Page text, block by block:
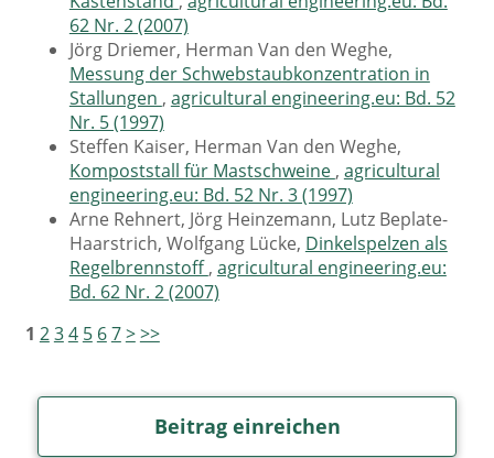
62 Nr. 2 (2007)
Jörg Driemer, Herman Van den Weghe,
Messung der Schwebstaubkonzentration in
Stallungen , agricultural engineering.eu: Bd. 52
Nr. 5 (1997)
Steffen Kaiser, Herman Van den Weghe,
Kompoststall für Mastschweine , agricultural
engineering.eu: Bd. 52 Nr. 3 (1997)
Arne Rehnert, Jörg Heinzemann, Lutz Beplate-
Haarstrich, Wolfgang Lücke, Dinkelspelzen als
Regelbrennstoff, agricultural engineering.eu:
Bd. 62 Nr. 2 (2007)
1 234 5 67>>>
Beitrag einreichen